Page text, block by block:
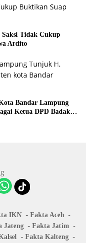
Tidak Cukup
Ardito
Bandar Lampung
Ketua DPD Badak
IKN
Fakta Aceh
Jateng
Fakta Jatim
Fakta Kalteng